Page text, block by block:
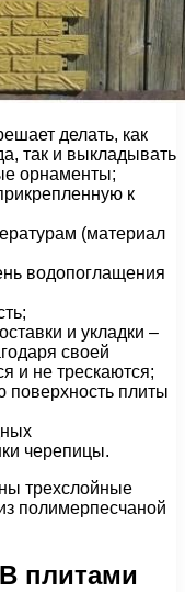
делать, как
так и выкладывать
орнаменты;
к
(материал
водопоглащения
и укладки –
своей
и не трескаются;
поверхность плиты
черепицы.
трехслойные
полимерпесчаной
плитами